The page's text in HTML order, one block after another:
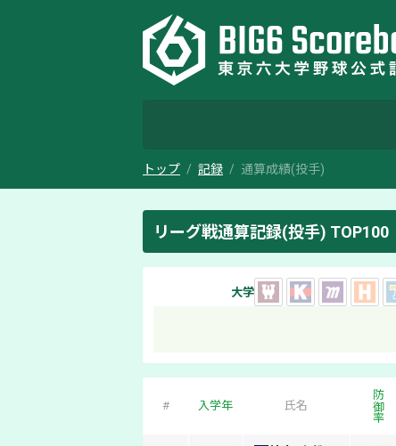
トップ 記録 通算成績(投手)
リーグ戦通算記録(投手) TOP100
大学
# 入学年 氏名 防御率